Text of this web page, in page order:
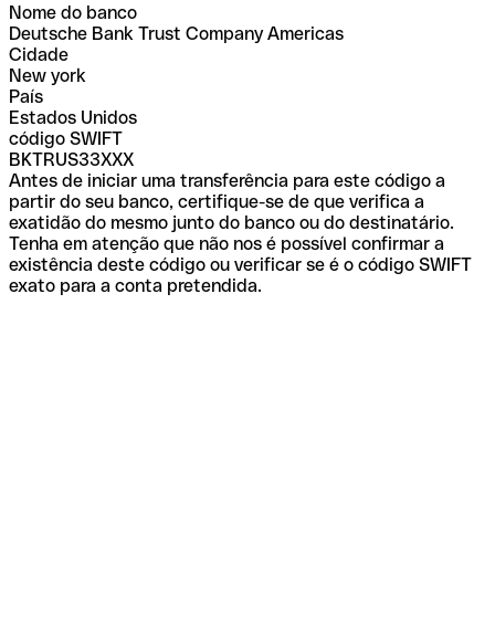
Nome do banco
Deutsche Bank Trust Company Americas
Cidade
New york
País
Estados Unidos
código SWIFT
BKTRUS33XXX
Antes de iniciar uma transferência para este código a
partir do seu banco, certifique-se de que verifica a
exatidão do mesmo junto do banco ou do destinatário.
Tenha em atenção que não nos é possível confirmar a
existência deste código ou verificar se é o código SWIFT
exato para a conta pretendida.